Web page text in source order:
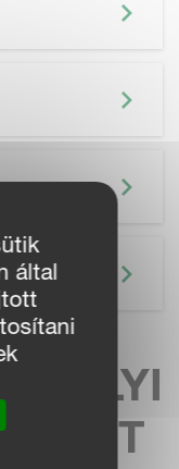
HELYI
által